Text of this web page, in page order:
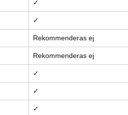
✓
✓
Rekommenderas ej
Rekommenderas ej
✓
✓
✓